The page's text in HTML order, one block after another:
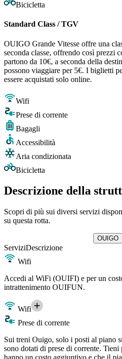
Bicicletta
Standard Class / TGV
OUIGO Grande Vitesse offre una
seconda classe, offrendo così prezzi
partono da 10€, a seconda della
possono viaggiare per 5€. I biglietti
essere acquistati solo online.
Wifi
Prese di corrente
Bagagli
Accessibilità
Aria condizionata
Bicicletta
Descrizione della
Scopri di più sui diversi servizi
su questa rotta.
OUIGO
ServiziDescrizione
Wifi
Accedi al WiFi (OUIFI) e per un
intrattenimento OUIFUN.
Wifi
Prese di corrente
Sui treni Ouigo, solo i posti al piano
sono dotati di prese di corrente. Tieni